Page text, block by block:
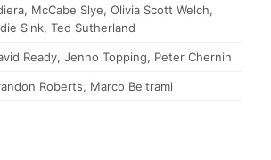
, McCabe Slye, Olivia Scott Welch,
Sink, Ted Sutherland
Ready, Jenno Topping, Peter Chernin
Roberts, Marco Beltrami